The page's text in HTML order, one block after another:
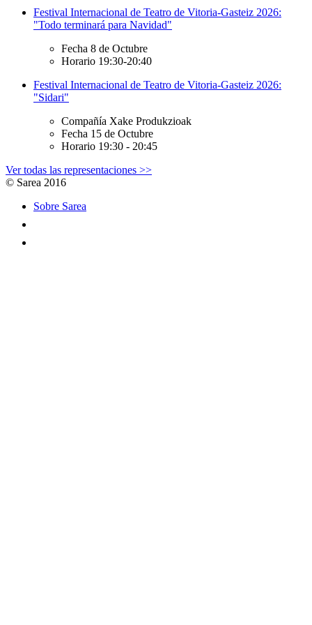
Festival Internacional de Teatro de Vitoria-Gasteiz 2026:
"Todo terminará para Navidad"
Fecha 8 de Octubre
Horario 19:30-20:40
Festival Internacional de Teatro de Vitoria-Gasteiz 2026:
"Sidari"
Compañía Xake Produkzioak
Fecha 15 de Octubre
Horario 19:30 - 20:45
Ver todas las representaciones >>
© Sarea 2016
Sobre Sarea